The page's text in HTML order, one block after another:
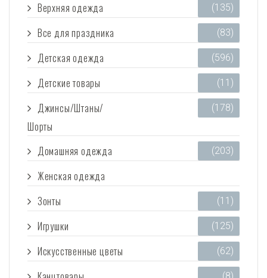
Верхняя одежда (135)
Все для праздника (83)
Детская одежда (596)
Детские товары (11)
Джинсы/Штаны/
Шорты
(178)
Домашняя одежда (203)
Женская одежда
Зонты (11)
Игрушки (125)
Искусственные цветы (62)